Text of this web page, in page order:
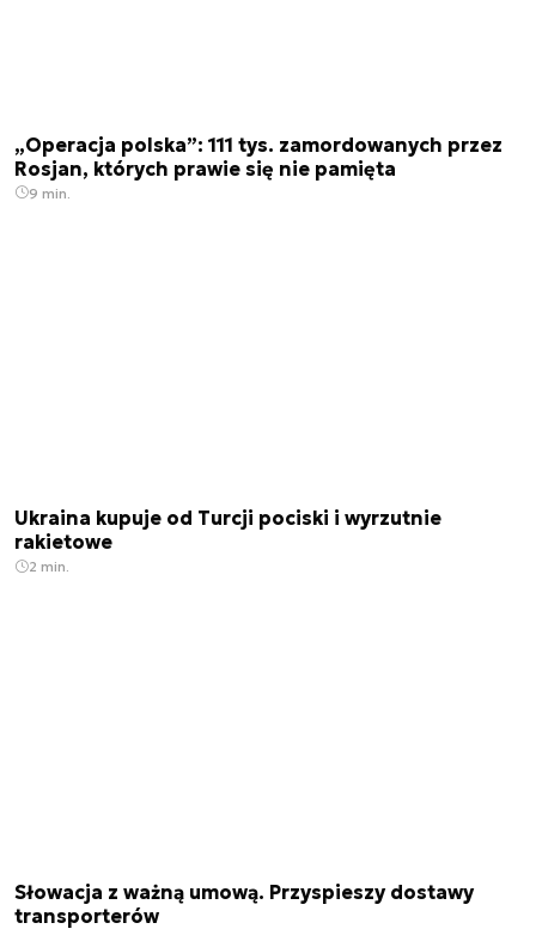
„Operacja polska”: 111 tys. zamordowanych przez
Rosjan, których prawie się nie pamięta
9 min.
Ukraina kupuje od Turcji pociski i wyrzutnie
rakietowe
2 min.
Słowacja z ważną umową. Przyspieszy dostawy
transporterów